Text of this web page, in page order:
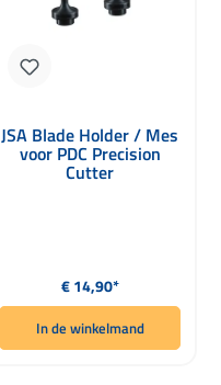
JSA Blade Holder / Mes
voor PDC Precision
Cutter
Normale prijs:
€ 14,90*
In de winkelmand